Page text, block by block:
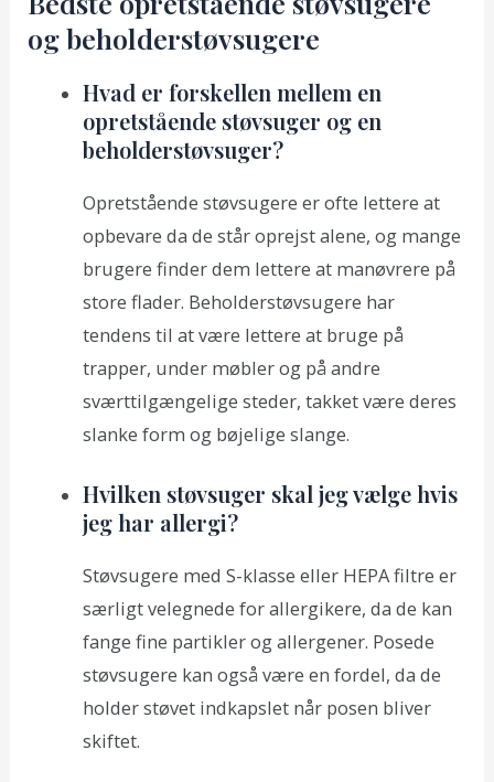
og beholderstøvsugere
Hvad er forskellen mellem en
opretstående støvsuger og en
beholderstøvsuger?
Opretstående støvsugere er ofte lettere at
opbevare da de står oprejst alene, og mange
brugere finder dem lettere at manøvrere på
store flader. Beholderstøvsugere har
tendens til at være lettere at bruge på
trapper, under møbler og på andre
sværttilgængelige steder, takket være deres
slanke form og bøjelige slange.
Hvilken støvsuger skal jeg vælge hvis
jeg har allergi?
Støvsugere med S-klasse eller HEPA filtre er
særligt velegnede for allergikere, da de kan
fange fine partikler og allergener. Posede
støvsugere kan også være en fordel, da de
holder støvet indkapslet når posen bliver
skiftet.